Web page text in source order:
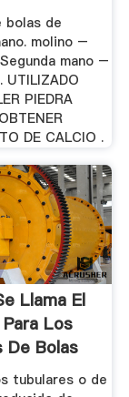
bolas de
molino –
mano –
UTILIZADO
PIEDRA
DE CALCIO .
Llama El
Los
De Bolas
tubulares o de